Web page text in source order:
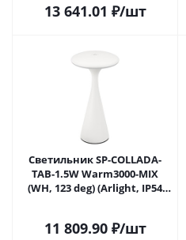
13 641.01 ₽/шт
Светильник SP-COLLADA-
TAB-1.5W Warm3000-MIX
(WH, 123 deg) (Arlight, IP54
11 809.90₽/шт